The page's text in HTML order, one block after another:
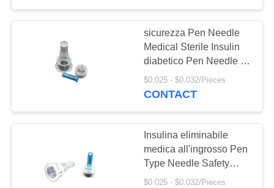
GIRO
FABBRICA
DI
QUALITÀ
CONTATTICI
Fasciatura elastica
di crêpe
16
Fasciatura elastica
sicurezza Pen Needle
Medical Sterile Insulin
diabetico Pen Needle di
32g 4mm
$0.025 - $0.032/Pieces
CONTACT
Insulina eliminabile
medica all'ingrosso Pen
Type Needle Safety
Insulin Pen Needle
$0.025 - $0.032/Pieces